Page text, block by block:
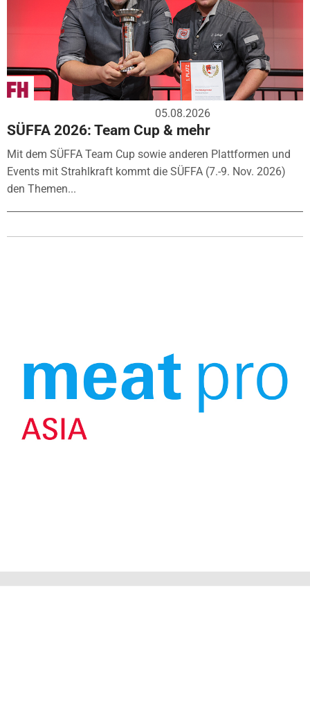
05.08.2026
SÜFFA 2026: Team Cup & mehr
Mit dem SÜFFA Team Cup sowie anderen Plattformen und
Events mit Strahlkraft kommt die SÜFFA (7.-9. Nov. 2026)
den Themen...